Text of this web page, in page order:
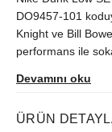
DO9457-101
Knight ve Bill
performans ile
güvencesiyle
Devamını oku
ÜRÜN